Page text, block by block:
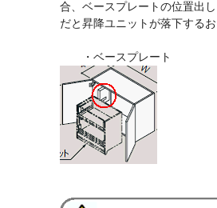
合、ベースプレートの位置出
だと昇降ユニットが落下する
・ベースプレート